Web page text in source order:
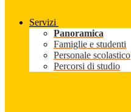
Servizi
Panoramica
Famiglie e studenti
Personale scolastico
Percorsi di studio